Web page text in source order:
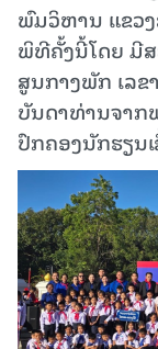
ພົມວິຫານ ແຂວງ
ພິທີຄັ້ງນີ້ໂດຍ ມີ
ສູນກາງພັກ ເລຂ
ບັນດາທ່ານຈາກ
ປົກຄອງນັກຮຽນ